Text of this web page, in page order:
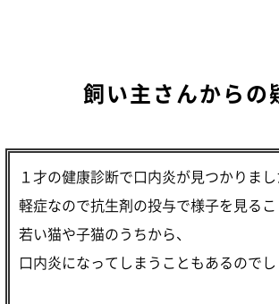
飼い主さんから
１才の健康診断で口内炎が見つかりま
軽症なので抗生剤の投与で様子を見る
若い猫や子猫のうちから、
口内炎になってしまうこともあるので